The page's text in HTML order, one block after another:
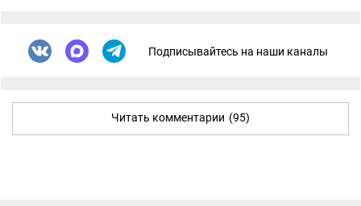
Подписывайтесь на наши каналы
Читать комментарии (95)